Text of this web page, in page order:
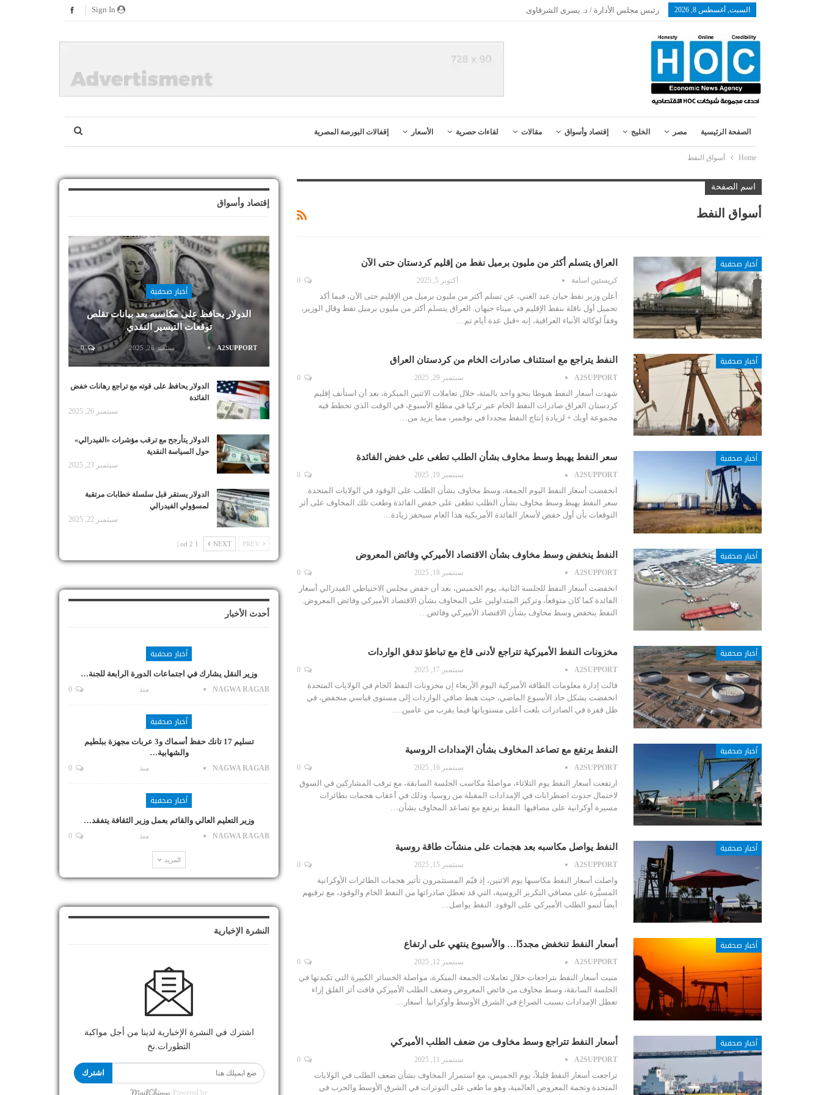
السبت, أغسطس 8, 2026 رئيس مجلس الأدارة / د. يسرى الشرقاوى
الصفحة الرئيسية مصر الخليج إقتصاد وأسواق مقالات لقاءات حصرية الأسعار إقفالات البورصة المصرية
Home أسواق النفط
اسم الصفحة
أسواق النفط
أخبار صحفية العراق يتسلم أكثر من مليون برميل نفط من إقليم كردستان حتى الآن
كريستين اسامة أكتوبر 5, 2025
أعلن وزير نفط حيان عبد الغني، عن تسلم أكثر من مليون برميل من الإقليم حتى الآن، فيما أكد
تحميل أول ناقلة بنفط الإقليم في ميناء جيهان. العراق يتسلم أكثر من مليون برميل نفط وقال الوزير،
وفقاً لوكالة الأنباء العراقية، إنه «قبل عدة أيام تم…
أخبار صحفية النفط يتراجع مع استئناف صادرات الخام من كردستان العراق
A2SUPPORT سبتمبر 29, 2025
شهدت أسعار النفط هبوطا بنحو واحد بالمئة، خلال تعاملات الاثنين المبكرة، بعد أن استأنف إقليم
كردستان العراق صادرات النفط الخام عبر تركيا في مطلع الأسبوع، في الوقت الذي تخطط فيه
مجموعة أوبك + لزيادة إنتاج النفط مجددا في نوفمبر، مما يزيد من…
أخبار صحفية سعر النفط يهبط وسط مخاوف بشأن الطلب تطغى على خفض الفائدة
A2SUPPORT سبتمبر 19, 2025
انخفضت أسعار النفط اليوم الجمعة، وسط مخاوف بشأن الطلب على الوقود في الولايات المتحدة.
سعر النفط يهبط وسط مخاوف بشأن الطلب تطغى على خفض الفائدة وطغت تلك المخاوف على أثر
التوقعات بأن أول خفض لأسعار الفائدة الأمريكية هذا العام سيحفز زيادة…
أخبار صحفية النفط ينخفض وسط مخاوف بشأن الاقتصاد الأميركي وفائض المعروض
A2SUPPORT سبتمبر 18, 2025
انخفضت أسعار النفط للجلسة الثانية، يوم الخميس، بعد أن خفض مجلس الاحتياطي الفيدرالي أسعار
الفائدة كما كان متوقعاً، وتركيز المتداولين على المخاوف بشأن الاقتصاد الأميركي وفائض المعروض.
النفط ينخفض وسط مخاوف بشأن الاقتصاد الأميركي وفائض…
أخبار صحفية مخزونات النفط الأميركية تتراجع لأدنى قاع مع تباطؤ تدفق الواردات
A2SUPPORT سبتمبر 17, 2025
قالت إدارة معلومات الطاقة الأميركية اليوم الأربعاء إن مخزونات النفط الخام في الولايات المتحدة
انخفضت بشكل حاد الأسبوع الماضي، حيث هبط صافي الواردات إلى مستوى قياسي منخفض، في
ظل قفزة في الصادرات بلغت أعلى مستوياتها فيما يقرب من عامين.…
أخبار صحفية النفط يرتفع مع تصاعد المخاوف بشأن الإمدادات الروسية
A2SUPPORT سبتمبر 16, 2025
ارتفعت أسعار النفط يوم الثلاثاء، مواصلةً مكاسب الجلسة السابقة، مع ترقب المشاركين في السوق
لاحتمال حدوث اضطرابات في الإمدادات المقبلة من روسيا، وذلك في أعقاب هجمات بطائرات
مسيرة أوكرانية على مصافيها. النفط يرتفع مع تصاعد المخاوف بشأن…
أخبار صحفية النفط يواصل مكاسبه بعد هجمات على منشآت طاقة روسية
A2SUPPORT سبتمبر 15, 2025
واصلت أسعار النفط مكاسبها يوم الاثنين، إذ قيّم المستثمرون تأثير هجمات الطائرات الأوكرانية
المسيَّرة على مصافي التكرير الروسية، التي قد تعطل صادراتها من النفط الخام والوقود، مع ترقبهم
أيضاً لنمو الطلب الأميركي على الوقود. النفط يواصل…
أخبار صحفية أسعار النفط تنخفض مجددًا… والأسبوع ينتهي على ارتفاع
A2SUPPORT سبتمبر 12, 2025
منيت أسعار النفط بتراجعات خلال تعاملات الجمعة المبكرة، مواصلة الخسائر الكبيرة التي تكبدتها في
الجلسة السابقة، وسط مخاوف من فائض المعروض وضعف الطلب الأميركي فاقت أثر القلق إزاء
تعطل الإمدادات بسبب الصراع في الشرق الأوسط وأوكرانيا. أسعار…
أخبار صحفية أسعار النفط تتراجع وسط مخاوف من ضعف الطلب الأميركي
A2SUPPORT سبتمبر 11, 2025
تراجعت أسعار النفط قليلاً، يوم الخميس، مع استمرار المخاوف بشأن ضعف الطلب في الولايات
المتحدة وتخمة المعروض العالمية، وهو ما طغى على التوترات في الشرق الأوسط والحرب في
إقتصاد وأسواق
أخبار صحفية
الدولار يحافظ على مكاسبه بعد بيانات تقلص
توقعات التيسير النقدي
A2SUPPORT سبتمبر 26, 2025 0
الدولار يحافظ على قوته مع تراجع رهانات خفض
الفائدة
سبتمبر 26, 2025
الدولار يتأرجح مع ترقب مؤشرات «الفيدرالي»
حول السياسة النقدية
سبتمبر 23, 2025
الدولار يستقر قبل سلسلة خطابات مرتقبة
لمسؤولي الفيدرالي
سبتمبر 22, 2025
NEXT
1 od 2 |
أحدث الأخبار
أخبار صحفية
وزير النقل يشارك في اجتماعات الدورة الرابعة للجنة…
NAGWA RAGAB منذ
أخبار صحفية
تسليم 17 تانك حفظ أسماك و3 عربات مجهزة ببلطيم
والشهابية…
NAGWA RAGAB منذ
أخبار صحفية
وزير التعليم العالي والقائم بعمل وزير الثقافة يتفقد…
NAGWA RAGAB منذ
المزيد
النشرة الإخبارية
اشترك في النشرة الإخبارية لدينا من أجل مواكبة
التطورات.نخ
اشترك
Powered by